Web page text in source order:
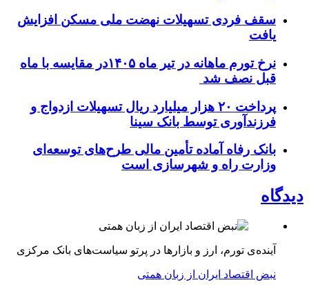
سقف فردی تسهیلات نهضت ملی مسکن افزایش
یافت
نرخ تورم ماهانه در تیر ماه ۱۴۰۵در مقایسه با ماه
قبل نصف شد
پرداخت ۲۰ هزار میلیارد ریال تسهیلات ازدواج و
فرزند‌آوری توسط بانک سینا
بانک رفاه آماده تأمین مالی طرح‌های توسعه‌ای
وزارت راه و شهرسازی است
دیدگاه
آینده‌ی تورم، ارز و بازارها در پرتو سیاست‌های بانک مرکزی
نبض اقتصاد ایران از زبان همتی